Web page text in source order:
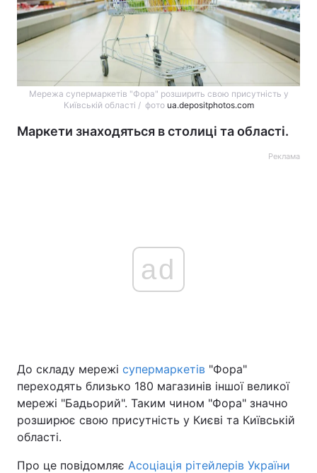
Мережа супермаркетів "Фора" розширить свою присутність у
Київській області / фото ua.depositphotos.com
Маркети знаходяться в столиці та області.
Реклама
ad
До складу мережі супермаркетів "Фора"
переходять близько 180 магазинів іншої великої
мережі "Бадьорий". Таким чином "Фора" значно
розширює свою присутність у Києві та Київській
області.
Про це повідомляє Асоціація рітейлерів України